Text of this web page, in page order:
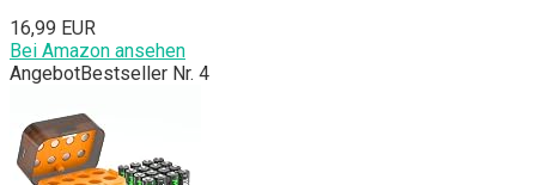
16,99 EUR
Bei Amazon ansehen
AngebotBestseller Nr. 4